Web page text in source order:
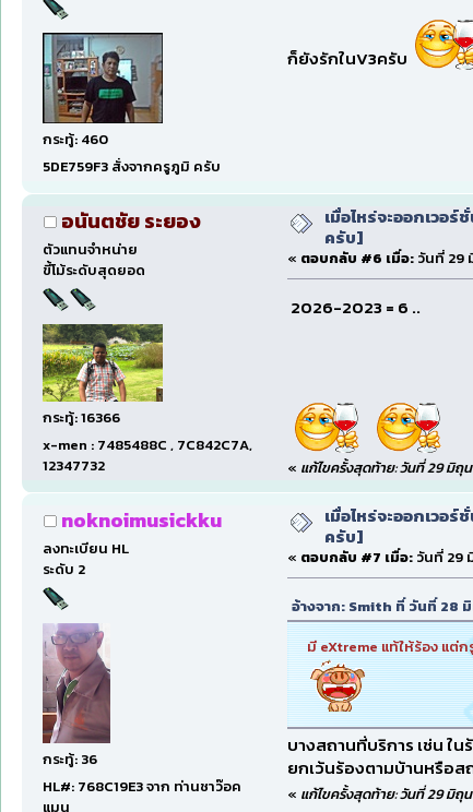
กระทู้: 460
5DE759F3 สั่งจากครูภูมิ ครับ
ก็ยังรักในV3ครับ
อนันตชัย ระยอง
ตัวแทนจำหน่าย
ขี้โม้ระดับสุดยอด
กระทู้: 16366
x-men : 7485488C , 7C842C7A,
12347732
เมื่อไหร่จะออกเวอ
ครับ]
« ตอบกลับ #6 เมื่อ: วันที่ 29
2026-2023 = 6 ..
« แก้ไขครั้งสุดท้าย: วันที่ 29 มิถุ
noknoimusickku
ลงทะเบียน HL
ระดับ 2
กระทู้: 36
HL#: 768C19E3 จาก ท่านชาว๊อค
แมน
เมื่อไหร่จะออกเวอ
ครับ]
« ตอบกลับ #7 เมื่อ: วันที่ 29
อ้างจาก: Smith ที่ วันที่ 28
มี eXtreme แท้ให้ร้อง แต่
บางสถานที่บริการ เช่น ใ
ยกเว้นร้องตามบ้านหรือ
« แก้ไขครั้งสุดท้าย: วันที่ 29 มิถุ